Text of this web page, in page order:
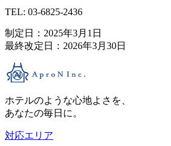
TEL: 03-6825-2436
制定日：2025年3月1日
最終改定日：2026年3月30日
ホテルのような心地よさを、
あなたの毎日に。
対応エリア